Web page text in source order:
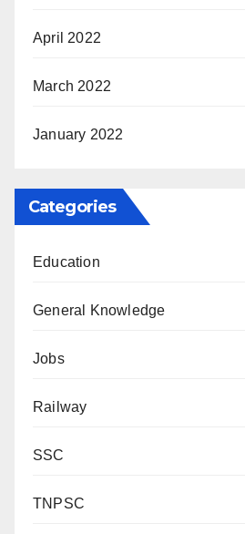
April 2022
March 2022
January 2022
Categories
Education
General Knowledge
Jobs
Railway
SSC
TNPSC